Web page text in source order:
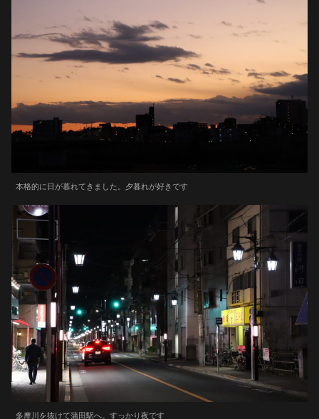
本格的に日が暮れてきました。夕暮れが好きです
多摩川を抜けて蒲田駅へ。すっかり夜です